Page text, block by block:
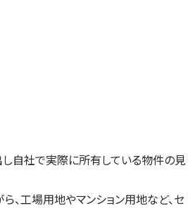
し自社で実際に所有している物件の見
、工場用地やマンション用地など、セ